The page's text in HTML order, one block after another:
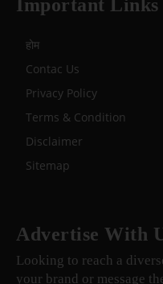
Important Links
होम
Contac Us
Privacy Policy
Terms & Condition
Disclaimer
Sitemap
Advertise With
Looking to reach a
your brand or message